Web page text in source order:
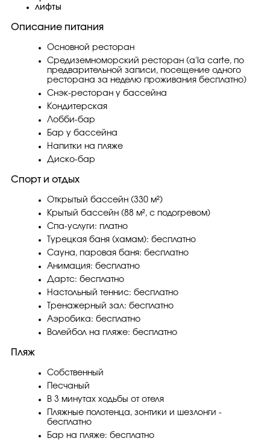
лифты
Описание питания
Основной ресторан
Средиземноморский ресторан (a'la carte, по
предварительной записи, посещение одного
ресторана за неделю проживания бесплатно)
Снэк-ресторан у бассейна
Кондитерская
Лобби-бар
Бар у бассейна
Напитки на пляже
Диско-бар
Спорт и отдых
Открытый бассейн (330 м²)
Крытый бассейн (88 м², с подогревом)
Спа-услуги: платно
Турецкая баня (хамам): бесплатно
Сауна, паровая баня: бесплатно
Анимация: бесплатно
Дартс: бесплатно
Настольный теннис: бесплатно
Тренажерный зал: бесплатно
Аэробика: бесплатно
Волейбол на пляже: бесплатно
Пляж
Собственный
Песчаный
В 3 минутах ходьбы от отеля
Пляжные полотенца, зонтики и шезлонги -
бесплатно
Бар на пляже: бесплатно